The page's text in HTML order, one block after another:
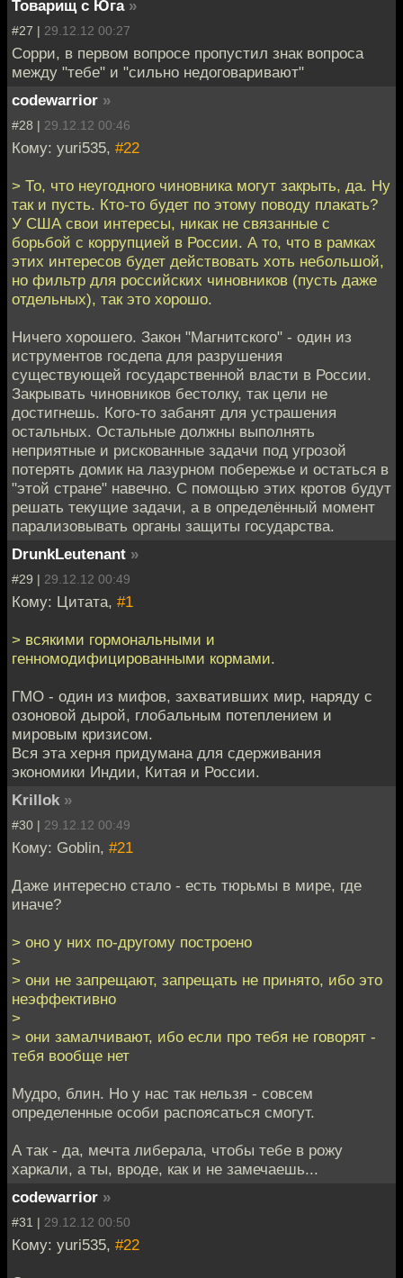
Товарищ с Юга »
#27 | 29.12.12 00:27
Сорри, в первом вопросе пропустил знак вопроса
между "тебе" и "сильно недоговаривают"
codewarrior »
#28 | 29.12.12 00:46
Кому: yuri535, #22
> То, что неугодного чиновника могут закрыть, да. Ну
так и пусть. Кто-то будет по этому поводу плакать?
У США свои интересы, никак не связанные с
борьбой с коррупцией в России. А то, что в рамках
этих интересов будет действовать хоть небольшой,
но фильтр для российских чиновников (пусть даже
отдельных), так это хорошо.
Ничего хорошего. Закон "Магнитского" - один из
иструментов госдепа для разрушения
существующей государственной власти в России.
Закрывать чиновников бестолку, так цели не
достигнешь. Кого-то забанят для устрашения
остальных. Остальные должны выполнять
неприятные и рискованные задачи под угрозой
потерять домик на лазурном побережье и остаться в
"этой стране" навечно. С помощью этих кротов будут
решать текущие задачи, а в определённый момент
парализовывать органы защиты государства.
DrunkLeutenant »
#29 | 29.12.12 00:49
Кому: Цитата, #1
> всякими гормональными и
генномодифицированными кормами.
ГМО - один из мифов, захвативших мир, наряду с
озоновой дырой, глобальным потеплением и
мировым кризисом.
Вся эта херня придумана для сдерживания
экономики Индии, Китая и России.
Krillok »
#30 | 29.12.12 00:49
Кому: Goblin, #21
Даже интересно стало - есть тюрьмы в мире, где
иначе?
> оно у них по-другому построено
>
> они не запрещают, запрещать не принято, ибо это
неэффективно
>
> они замалчивают, ибо если про тебя не говорят -
тебя вообще нет
Мудро, блин. Но у нас так нельзя - совсем
определенные особи распоясаться смогут.
А так - да, мечта либерала, чтобы тебе в рожу
харкали, а ты, вроде, как и не замечаешь...
codewarrior »
#31 | 29.12.12 00:50
Кому: yuri535, #22